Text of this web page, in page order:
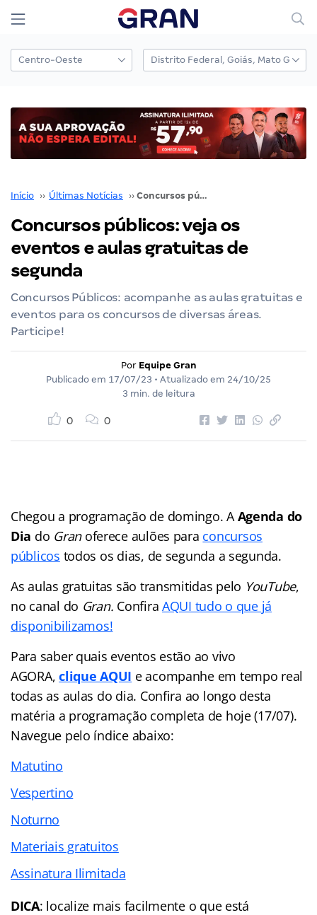
Início ›› Últimas Notícias ›› Concursos públicos: veja os eventos e aulas gratuitas de segunda
Concursos públicos: veja os
eventos e aulas gratuitas de
segunda
Concursos Públicos: acompanhe as aulas gratuitas e
eventos para os concursos de diversas áreas.
Participe!
Por Equipe Gran
Publicado em 17/07/23 • Atualizado em 24/10/25
3 min. de leitura
0 0
Chegou a programação de domingo. AAgenda do
Dia do Gran oferece aulões para concursos
públicos todos os dias, de segunda a segunda.
As aulas gratuitas são transmitidas pelo YouTube,
no canal do Gran. Confira AQUI tudo o que já
disponibilizamos!
Para saber quais eventos estão ao vivo
AGORA,clique AQUI e acompanhe em tempo real
todas as aulas do dia. Confira ao longo desta
matéria a programação completa de hoje (17/07).
Navegue pelo índice abaixo:
Matutino
Vespertino
Noturno
Materiais gratuitos
Assinatura Ilimitada
DICA: localize mais facilmente o que está